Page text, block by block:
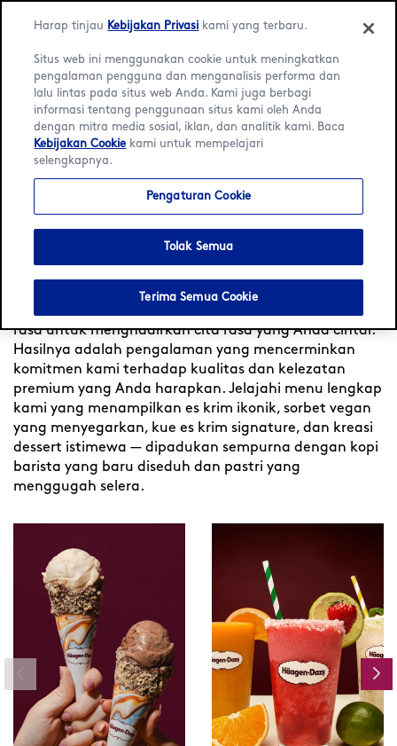
Language:English Bahasa Indonesia
Beranda / Pencari Lokasi / Kota Jakarta Selatan
Kasablanca Mall
Häagen-Dazs at Kota
Kasablanca Mall
Rasakan kemewahan di Häagen-Dazs Indonesia—
Sejak tahun 1960, kami dengan teliti meracik setiap
rasa untuk menghadirkan cita rasa yang Anda cintai.
Hasilnya adalah pengalaman yang mencerminkan
komitmen kami terhadap kualitas dan kelezatan
premium yang Anda harapkan. Jelajahi menu lengkap
kami yang menampilkan es krim ikonik, sorbet vegan
yang menyegarkan, kue es krim signature, dan kreasi
dessert istimewa — dipadukan sempurna dengan kopi
barista yang baru diseduh dan pastri yang
menggugah selera.
Harap tinjau Kebijakan Privasi kami yang terbaru.
Situs web ini menggunakan cookie untuk meningkatkan
pengalaman pengguna dan menganalisis performa dan
lalu lintas pada situs web Anda. Kami juga berbagi
informasi tentang penggunaan situs kami oleh Anda
dengan mitra media sosial, iklan, dan analitik kami. Baca
Kebijakan Cookie kami untuk mempelajari
selengkapnya.
Pengaturan Cookie
Tolak Semua
Terima Semua Cookie